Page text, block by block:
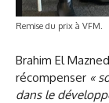
Remise du prix à VFM.
Brahim El
récompenser «
dans le